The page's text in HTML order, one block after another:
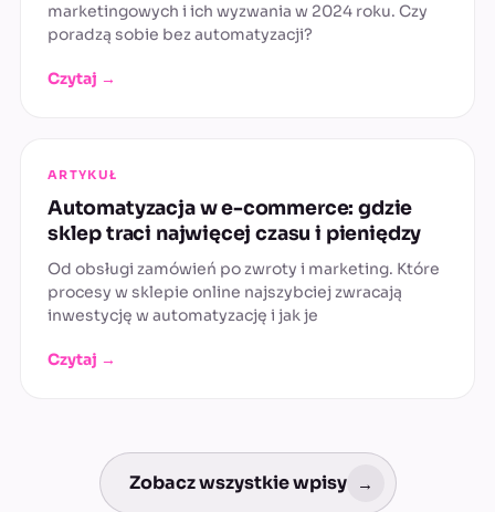
marketingowych i ich wyzwania w 2024 roku. Czy
poradzą sobie bez automatyzacji?
Czytaj →
ARTYKUŁ
Automatyzacja w e-commerce: gdzie
sklep traci najwięcej czasu i pieniędzy
Od obsługi zamówień po zwroty i marketing. Które
procesy w sklepie online najszybciej zwracają
inwestycję w automatyzację i jak je
Czytaj →
Zobacz wszystkie wpisy →